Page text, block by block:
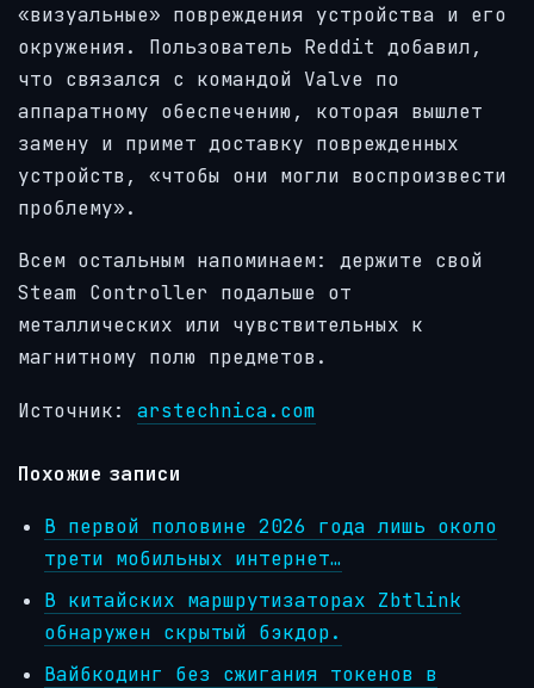
«визуальные» повреждения устройства и его
окружения. Пользователь Reddit добавил,
что связался с командой Valve по
аппаратному обеспечению, которая вышлет
замену и примет доставку поврежденных
устройств, «чтобы они могли воспроизвести
проблему».
Всем остальным напоминаем: держите свой
Steam Controller подальше от
металлических или чувствительных к
магнитному полю предметов.
Источник: arstechnica.com
Похожие записи
В первой половине 2026 года лишь около
трети мобильных интернет…
В китайских маршрутизаторах Zbtlink
обнаружен скрытый бэкдор.
Вайбкодинг без сжигания токенов в